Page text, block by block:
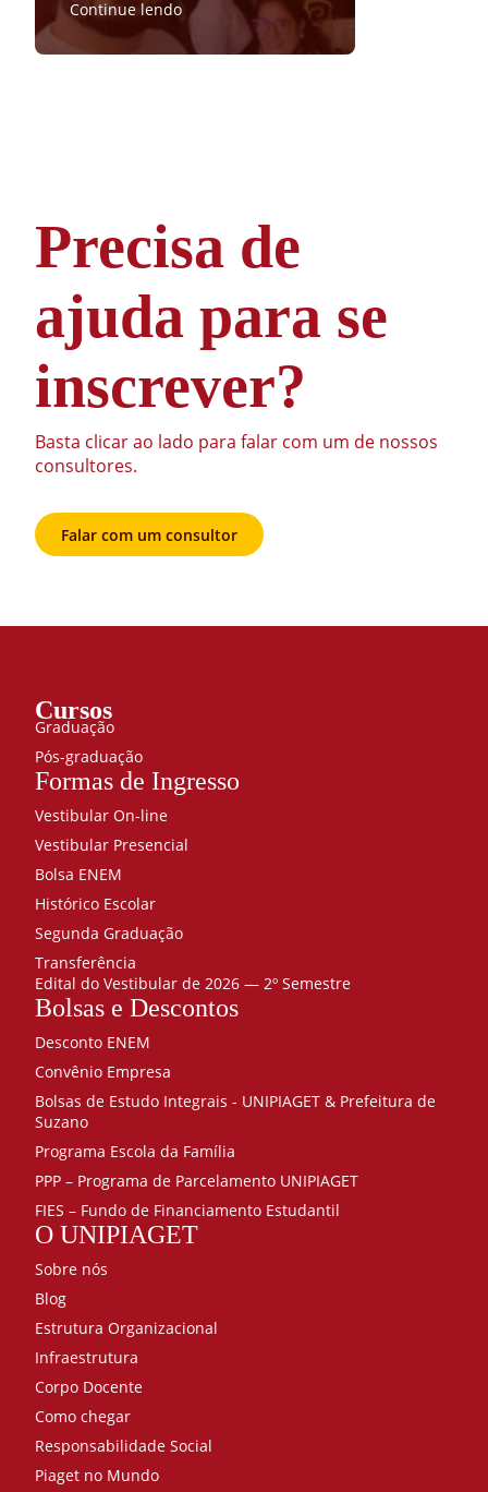
Continue lendo
Precisa de
ajuda para se
inscrever?
Basta clicar ao lado para falar com um de nossos
consultores.
Falar com um consultor
Cursos
Graduação
Pós-graduação
Formas de Ingresso
Vestibular On-line
Vestibular Presencial
Bolsa ENEM
Histórico Escolar
Segunda Graduação
Transferência
Edital do Vestibular de 2026 — 2º Semestre
Bolsas e Descontos
Desconto ENEM
Convênio Empresa
Bolsas de Estudo Integrais - UNIPIAGET & Prefeitura de
Suzano
Programa Escola da Família
PPP – Programa de Parcelamento UNIPIAGET
FIES – Fundo de Financiamento Estudantil
O UNIPIAGET
Sobre nós
Blog
Estrutura Organizacional
Infraestrutura
Corpo Docente
Como chegar
Responsabilidade Social
Piaget no Mundo